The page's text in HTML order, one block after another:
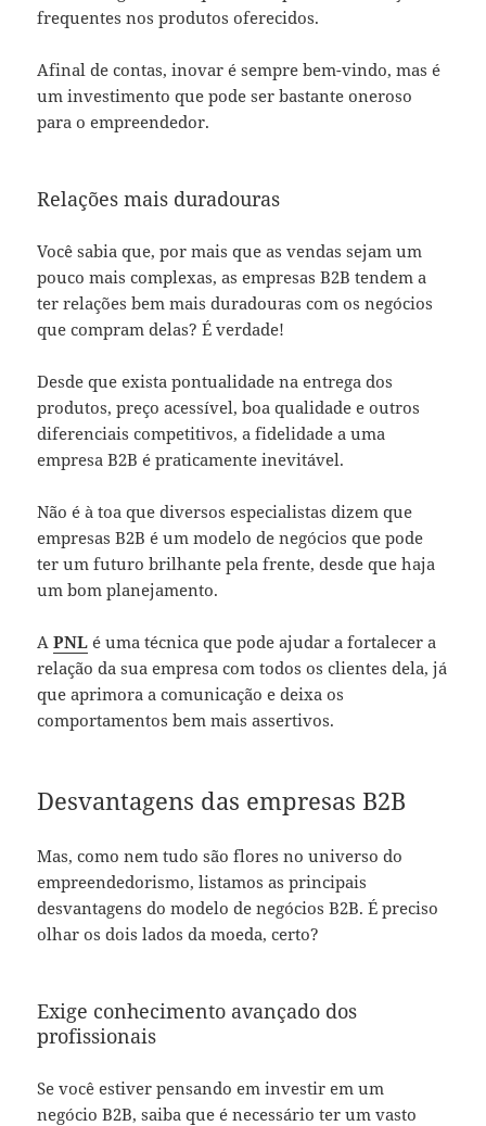
frequentes nos produtos oferecidos.
Afinal de contas, inovar é sempre bem-vindo, mas é
um investimento que pode ser bastante oneroso
para o empreendedor.
Relações mais duradouras
Você sabia que, por mais que as vendas sejam um
pouco mais complexas, as empresas B2B tendem a
ter relações bem mais duradouras com os negócios
que compram delas? É verdade!
Desde que exista pontualidade na entrega dos
produtos, preço acessível, boa qualidade e outros
diferenciais competitivos, a fidelidade a uma
empresa B2B é praticamente inevitável.
Não é à toa que diversos especialistas dizem que
empresas B2B é um modelo de negócios que pode
ter um futuro brilhante pela frente, desde que haja
um bom planejamento.
APNL é uma técnica que pode ajudar a fortalecer a
relação da sua empresa com todos os clientes dela, já
que aprimora a comunicação e deixa os
comportamentos bem mais assertivos.
Desvantagens das empresas B2B
Mas, como nem tudo são flores no universo do
empreendedorismo, listamos as principais
desvantagens do modelo de negócios B2B. É preciso
olhar os dois lados da moeda, certo?
Exige conhecimento avançado dos
profissionais
Se você estiver pensando em investir em um
negócio B2B, saiba que é necessário ter um vasto